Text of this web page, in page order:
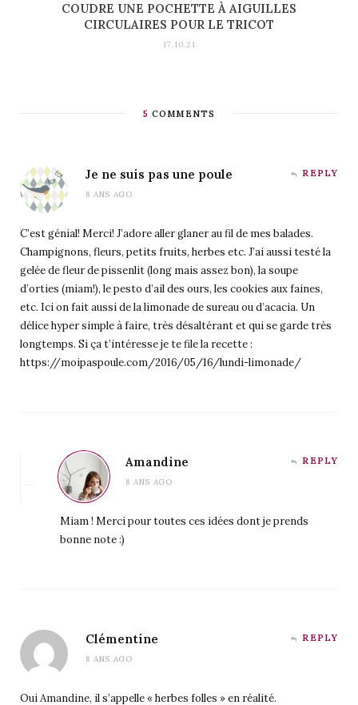
COUDRE UNE POCHETTE À AIGUILLES
CIRCULAIRES POUR LE TRICOT
17.10.21
5 COMMENTS
Je ne suis pas une poule
8 ANS AGO
REPLY
C’est génial! Merci! J’adore aller glaner au fil de mes balades.
Champignons, fleurs, petits fruits, herbes etc. J’ai aussi testé la
gelée de fleur de pissenlit (long mais assez bon), la soupe
d’orties (miam!), le pesto d’ail des ours, les cookies aux faines,
etc. Ici on fait aussi de la limonade de sureau ou d’acacia. Un
délice hyper simple à faire, très désaltérant et qui se garde très
longtemps. Si ça t’intéresse je te file la recette :
https://moipaspoule.com/2016/05/16/lundi-limonade/
Amandine
8 ANS AGO
REPLY
Miam ! Merci pour toutes ces idées dont je prends
bonne note :)
Clémentine
8 ANS AGO
REPLY
Oui Amandine, il s’appelle « herbes folles » en réalité.